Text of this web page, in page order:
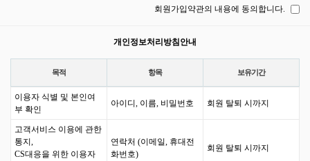
회원가입약관의 내용에 동의합니다.
개인정보처리방침안내
목적 항목 보유기간
이용자 식별 및 본인여
부 확인
아이디, 이름, 비밀번호 회원 탈퇴 시까지
고객서비스 이용에 관한
통지,
CS대응을 위한 이용자
연락처 (이메일, 휴대전
화번호)
회원 탈퇴 시까지